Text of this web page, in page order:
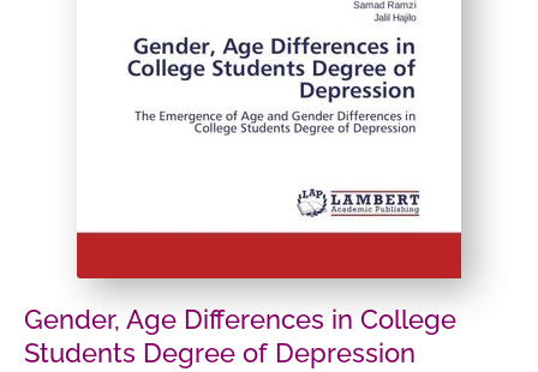
Gender, Age Differences in College
Students Degree of Depression